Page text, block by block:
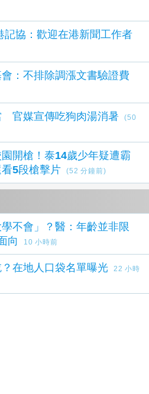
：不排除調漲文書驗證費
官媒宣傳吃狗肉湯消暑
(50
開槍！泰14歲少年疑遭霸
5段槍擊片
(52 分鐘前)
不會」？醫：年齡並非限
向
10 小時前
在地人口袋名單曝光
22 小時